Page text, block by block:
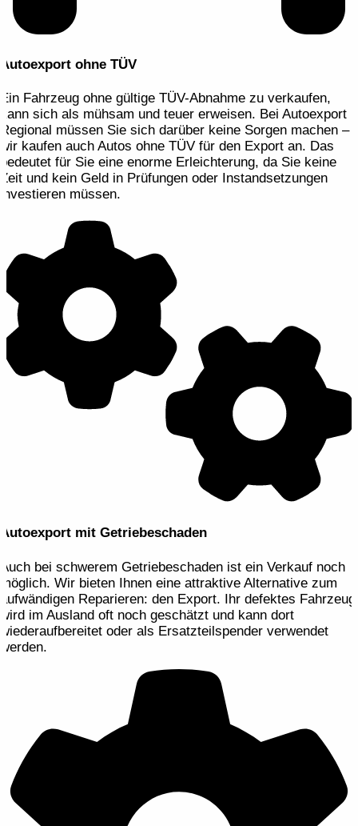
Autoexport ohne TÜV
Ein Fahrzeug ohne gültige TÜV-Abnahme zu verkaufen,
kann sich als mühsam und teuer erweisen. Bei Autoexport
Regional müssen Sie sich darüber keine Sorgen machen –
wir kaufen auch Autos ohne TÜV für den Export an. Das
bedeutet für Sie eine enorme Erleichterung, da Sie keine
Zeit und kein Geld in Prüfungen oder Instandsetzungen
investieren müssen.
Autoexport mit Getriebeschaden
Auch bei schwerem Getriebeschaden ist ein Verkauf noch
möglich. Wir bieten Ihnen eine attraktive Alternative zum
aufwändigen Reparieren: den Export. Ihr defektes Fahrzeug
wird im Ausland oft noch geschätzt und kann dort
wiederaufbereitet oder als Ersatzteilspender verwendet
werden.